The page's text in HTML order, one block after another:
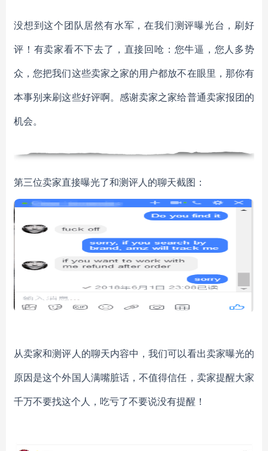
没想到这个团队居然有水军，在我们测评曝光台，刷好
评！有卖家看不下去了，直接回呛：您牛逼，您人多势
众，您把我们这些卖家之家的用户都放不在眼里，那你有
本事别来刷这些好评啊。感谢卖家之家给普通卖家报团的
机会。
第三位卖家直接曝光了和测评人的聊天截图：
从卖家和测评人的聊天内容中，我们可以看出卖家曝光的
原因是这个外国人满嘴脏话，不值得信任，卖家提醒大家
千万不要找这个人，吃亏了不要说没有提醒！